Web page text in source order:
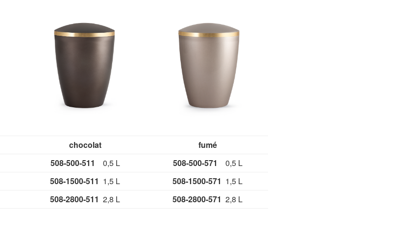
chocolat
fumé
508-500-511 0,5 L 508-500-571 0,5 L
508-1500-511 1,5 L 508-1500-571 1,5 L
508-2800-5112,8 L 508-2800-571 2,8 L